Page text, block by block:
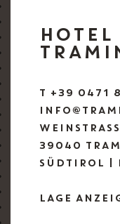
HOTEL
T +39 0471
39040
SÜDTIROL |
LAGE